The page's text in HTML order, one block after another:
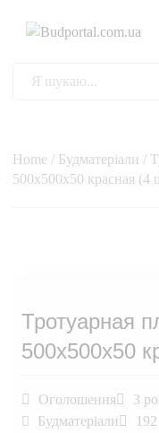
Home / Будматеріали /
500х500х50 красная (4
Тротуарная
500х500х50
Оголошення 3
Будматеріали
192